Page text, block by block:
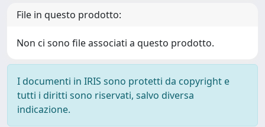
File in questo prodotto:
Non ci sono file associati a questo prodotto.
I documenti in IRIS sono protetti da copyright e
tutti i diritti sono riservati, salvo diversa
indicazione.